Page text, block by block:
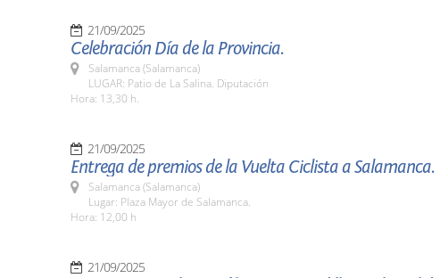
21/09/2025
Celebración Día de la Provincia.
Salamanca (Salamanca)
LUGAR: Patio de La Salina. Diputación
Hora: 13,30 h.
21/09/2025
Entrega de premios de la Vuelta Ciclista a Salamanca.
Salamanca (Salamanca)
Lugar: Plaza Mayor de Salamanca.
Hora: 12,00 h
21/09/2025